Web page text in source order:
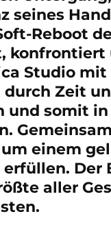
seines
Reboot
Studio
Zeit
und somit
einem
erfüllen. Der
aller